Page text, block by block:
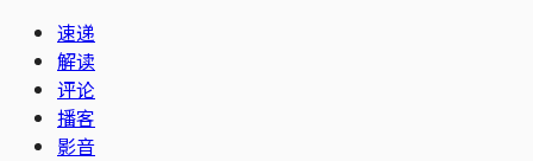
速递
解读
评论
播客
影音